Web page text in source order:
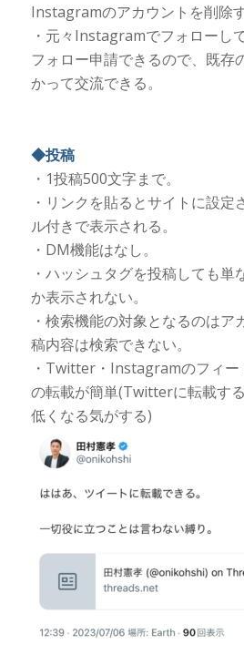
Instagramのアカウントを削除
・元々Instagramでフォローし
フォロー申請できるので、既存
かって交流できる。
◆投稿
・1投稿500文字まで。
・リンクを貼るとサイトに設定
ル付きで表示される。
・DM機能はなし。
・ハッシュタグを投稿しても単
か表示されない。
・検索機能の対象となるのはア
稿内容は検索できない。
・Twitter・Instagramのフィー
の転載が簡単(Twitterに転載す
低くなる気がする)